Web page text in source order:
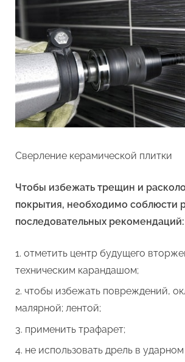
Сверление керамической плитки
Чтобы избежать трещин и
покрытия, необходимо соблюсти
последовательных рекомендаций:
отметить центр будущего
техническим карандашом;
чтобы избежать повреждений,
малярной; лентой;
применить трафарет;
не использовать дрель в